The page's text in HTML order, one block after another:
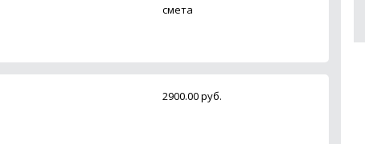
смета
2900.00 руб.